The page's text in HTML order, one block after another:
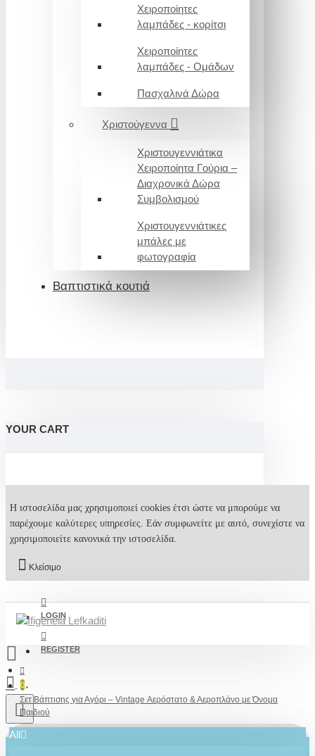
Χειροποίητες
λαμπάδες - κορίτσι
Χειροποίητες
λαμπάδες - Ομάδων
Πασχαλινά Δώρα
Χριστούγεννα
Χριστουγεννιάτικα
Χειροποίητα Γούρια –
Διαχρονικά Δώρα
Συμβολισμού
Χριστουγεννιάτικες
μπάλες με
φωτογραφία
Βαπτιστικά κουτιά
YOUR CART
Η ιστοσελίδα μας χρησιμοποιεί cookies έτσι ώστε να μπορούμε να
παρέχουμε καλύτερες υπηρεσίες. Εάν συμφωνείτε με αυτό, συνεχίστε να
χρησιμοποιείτε κανονικά την ιστοσελίδα.
Κλείσιμο
LOGIN
REGISTER
0
All
Σετ Βάπτισης για Αγόρι – Vintage Αερόστατο & Αεροπλάνο με Όνομα
Παιδιού